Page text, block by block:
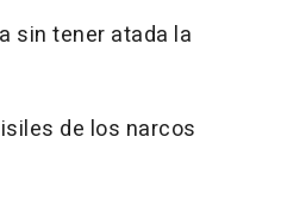
sin tener atada la
de los narcos